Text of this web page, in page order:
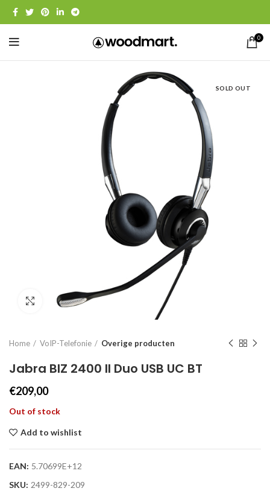
0
SOLD OUT
Click to enlarge
Home VoIP-Telefonie Overige producten
Jabra BIZ 2400 II Duo USB UC BT
€209,00
Out of stock
Add to wishlist
EAN: 5.70699E+12
SKU: 2499-829-209